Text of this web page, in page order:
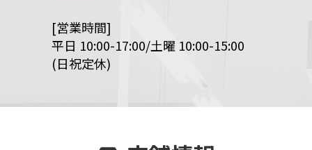
[営業時間]
平日 10:00-17:00/土曜 10:00-15:00
(日祝定休)